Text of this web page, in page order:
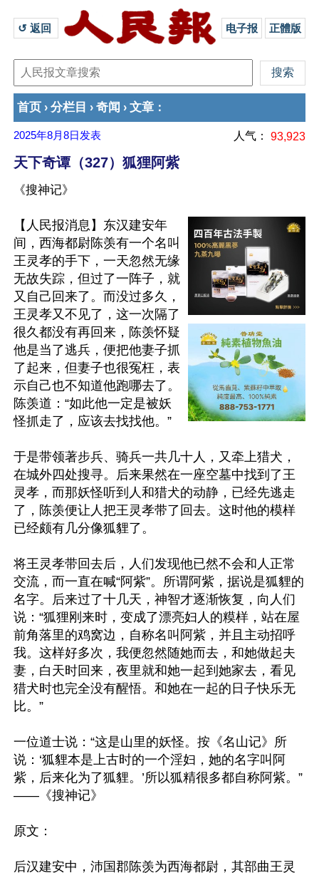
↺ 返回 电子报 正體版
首页 › 分栏目 › 奇闻 › 文章 ：
2025年8月8日 发表 人气： 93,923
天下奇谭（327）狐狸阿紫
《搜神记》
【人民报消息】东汉建安年
间，西海都尉陈羡有一个名叫
王灵孝的手下，一天忽然无缘
无故失踪，但过了一阵子，就
又自己回来了。而没过多久，
王灵孝又不见了，这一次隔了
很久都没有再回来，陈羡怀疑
他是当了逃兵，便把他妻子抓
了起来，但妻子也很冤枉，表
示自己也不知道他跑哪去了。
陈羡道：“如此他一定是被妖
怪抓走了，应该去找找他。”
于是带领著步兵、骑兵一共几十人，又牵上猎犬，
在城外四处搜寻。后来果然在一座空墓中找到了王
灵孝，而那妖怪听到人和猎犬的动静，已经先逃走
了，陈羡便让人把王灵孝带了回去。这时他的模样
已经颇有几分像狐貍了。
将王灵孝带回去后，人们发现他已然不会和人正常
交流，而一直在喊“阿紫”。所谓阿紫，据说是狐貍的
名字。后来过了十几天，神智才逐渐恢复，向人们
说：“狐狸刚来时，变成了漂亮妇人的糢样，站在屋
前角落里的鸡窝边，自称名叫阿紫，并且主动招呼
我。这样好多次，我便忽然随她而去，和她做起夫
妻，白天时回来，夜里就和她一起到她家去，看见
猎犬时也完全没有醒悟。和她在一起的日子快乐无
比。”
一位道士说：“这是山里的妖怪。按《名山记》所
说：‘狐貍本是上古时的一个淫妇，她的名字叫阿
紫，后来化为了狐貍。’所以狐精很多都自称阿紫。”
——《搜神记》
原文：
后汉建安中，沛国郡陈羡为西海都尉，其部曲王灵